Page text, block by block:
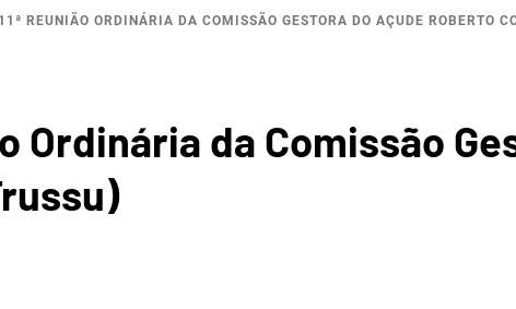
REUNIÃO ORDINÁRIA DA COMISSÃO GESTORA DO AÇUDE ROBERTO
Ordinária da Comissão